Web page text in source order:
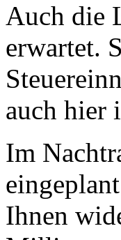
Auch die
erwartet.
auch hier
Im
Ihnen